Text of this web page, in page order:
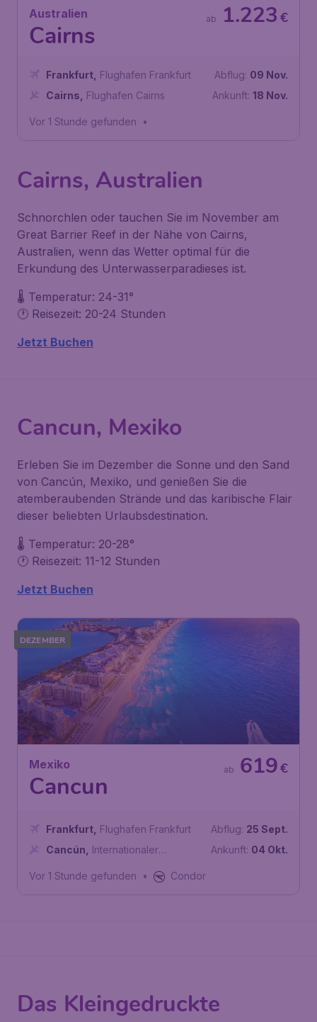
Australien
Cairns
€
1.223
ab
Frankfurt Flughafen Frankfurt
Cairns
Flughafen Cairns
Abflug: 09 Nov.
Ankunft: 18 Nov.
Vor 1 Stunde gefunden •
Cairns, Australien
Schnorchlen oder tauchen Sie im November am
Great Barrier Reef in der Nähe von Cairns,
Australien, wenn das Wetter optimal für die
Erkundung des Unterwasserparadieses ist.
🌡️ Temperatur: 24-31°
🕐 Reisezeit: 20-24 Stunden
Jetzt Buchen
Cancun, Mexiko
Erleben Sie im Dezember die Sonne und den Sand
von Cancún, Mexiko, und genießen Sie die
atemberaubenden Strände und das karibische Flair
dieser beliebten Urlaubsdestination.
🌡️ Temperatur: 20-28°
🕐 Reisezeit: 11-12 Stunden
Jetzt Buchen
DEZEMBER
Mexiko
Cancun
€
619
ab
Frankfurt Flughafen Frankfurt
Cancún
Internationaler
Abflug: 25 Sept.
Ankunft: 04 Okt.
Vor 1 Stunde gefunden • Condor
Das Kleingedruckte